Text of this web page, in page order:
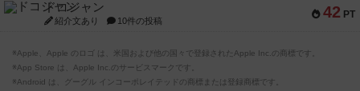
42 PT
ドコジャン
紹介文あり 10件の投稿
※Apple、Apple のロゴ は、米国および他の国々で登録されたApple Inc.の商標です。
※App Store は、Apple Inc.のサービスマークです。
※Android は、グーグル インコーポレイテッドの商標または登録商標です。